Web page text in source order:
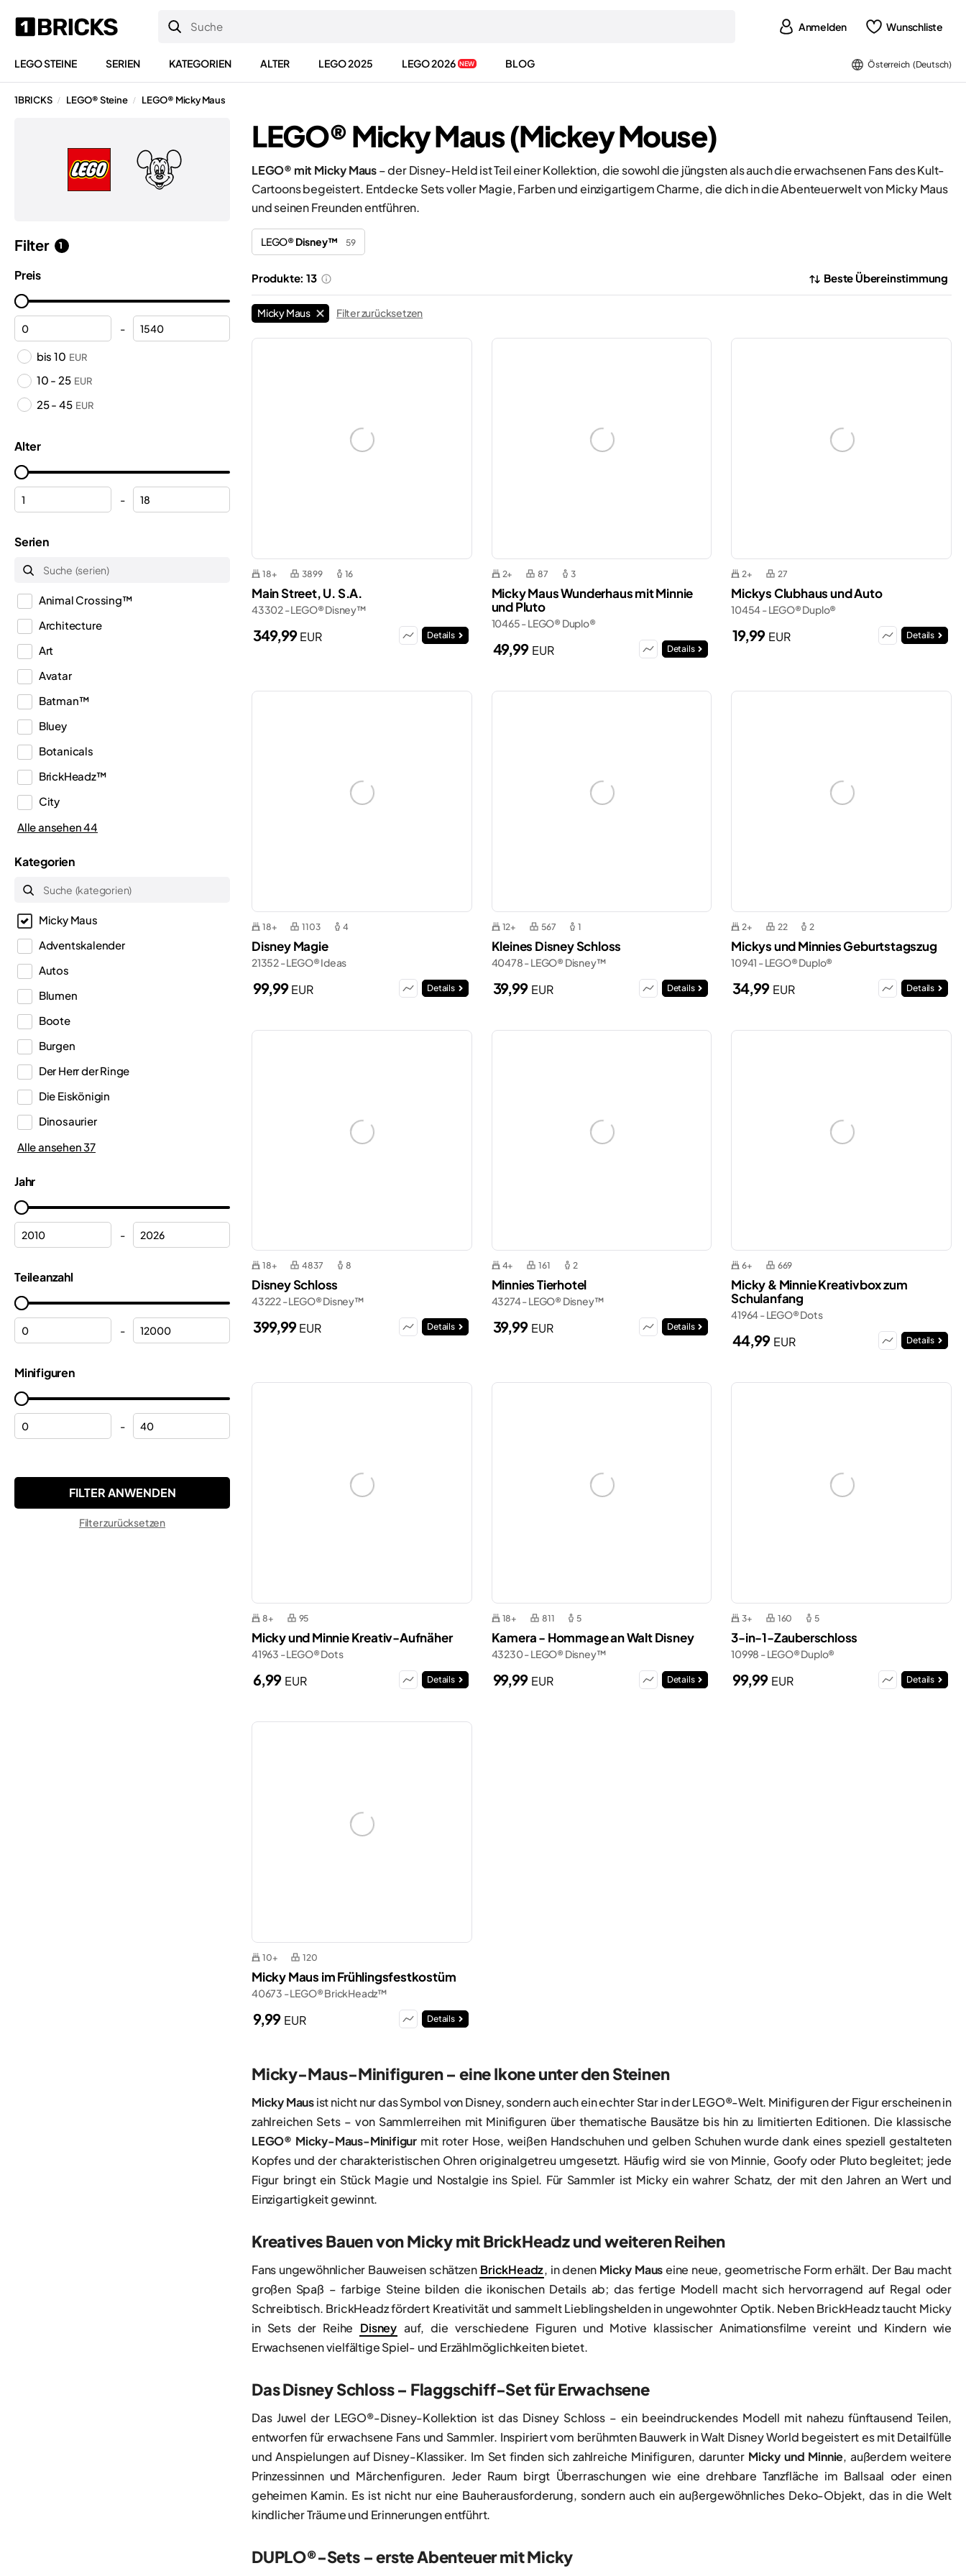
Anmelden Wunschliste
LEGO STEINE SERIEN KATEGORIEN ALTER LEGO 2025 LEGO 2026 NEW BLOG Österreich (Deutsch)
1BRICKS / LEGO® Steine / LEGO® Micky Maus
LEGO® Micky Maus (Mickey Mouse)
LEGO® mit Micky Maus– der Disney-Held ist Teil einer Kollektion, die sowohl die jüngsten als auch die erwachsenen Fans des Kult-
Cartoons begeistert. Entdecke Sets voller Magie, Farben und einzigartigem Charme, die dich in die Abenteuerwelt von Micky Maus
und seinen Freunden entführen.
LEGO®Disney™ 59
Produkte: 13 Beste Übereinstimmung
Micky Maus Filter zurücksetzen
18+ 3899 16
Main Street, U. S.A.
43302 - LEGO® Disney™
349,99EUR Details
2+ 87 3
Micky Maus Wunderhaus mit Minnie
und Pluto
10465 - LEGO® Duplo®
49,99 EUR Details
2+ 27
Mickys Clubhaus und Auto
10454 - LEGO® Duplo®
19,99 EUR Details
18+ 1103 4
Disney Magie
21352 - LEGO® Ideas
99,99EUR Details
12+ 567 1
Kleines Disney Schloss
40478 - LEGO® Disney™
39,99 EUR Details
2+ 22 2
Mickys und Minnies Geburtstagszug
10941 - LEGO® Duplo®
34,99 EUR Details
18+ 4837 8
Disney Schloss
43222 - LEGO® Disney™
399,99EUR Details
4+ 161 2
Minnies Tierhotel
43274 - LEGO® Disney™
39,99 EUR Details
6+ 669
Micky & Minnie Kreativbox zum
Schulanfang
41964 - LEGO® Dots
44,99 EUR Details
8+ 95
Micky und Minnie Kreativ-Aufnäher
41963 - LEGO® Dots
6,99 EUR Details
18+ 811 5
Kamera - Hommage an Walt Disney
43230 - LEGO® Disney™
99,99 EUR Details
3+ 160 5
3-in-1-Zauberschloss
10998 - LEGO® Duplo®
99,99 EUR Details
10+ 120
Micky Maus im Frühlingsfestkostüm
40673 - LEGO® BrickHeadz™
9,99 EUR Details
Micky-Maus-Minifiguren – eine Ikone unter den Steinen
Micky Mausist nicht nur das Symbol von Disney, sondern auch ein echter Star in der LEGO®-Welt. Minifiguren der Figur erscheinen in
zahlreichen Sets – von Sammlerreihen mit Minifiguren über thematische Bausätze bis hin zu limitierten Editionen. Die klassische
LEGO® Micky-Maus-Minifigur mit roter Hose, weißen Handschuhen und gelben Schuhen wurde dank eines speziell gestalteten
Kopfes und der charakteristischen Ohren originalgetreu umgesetzt. Häufig wird sie von Minnie, Goofy oder Pluto begleitet; jede
Figur bringt ein Stück Magie und Nostalgie ins Spiel. Für Sammler ist Micky ein wahrer Schatz, der mit den Jahren an Wert und
Einzigartigkeit gewinnt.
Kreatives Bauen von Micky mit BrickHeadz und weiteren Reihen
Fans ungewöhnlicher Bauweisen schätzen BrickHeadz, in denen Micky Mauseine neue, geometrische Form erhält. Der Bau macht
großen Spaß – farbige Steine bilden die ikonischen Details ab; das fertige Modell macht sich hervorragend auf Regal oder
Schreibtisch. BrickHeadz fördert Kreativität und sammelt Lieblingshelden in ungewohnter Optik. Neben BrickHeadz taucht Micky
in Sets der Reihe Disney auf, die verschiedene Figuren und Motive klassischer Animationsfilme vereint und Kindern wie
Erwachsenen vielfältige Spiel- und Erzählmöglichkeiten bietet.
Das Disney Schloss – Flaggschiff-Set für Erwachsene
Das Juwel der LEGO®-Disney-Kollektion ist das Disney Schloss – ein beeindruckendes Modell mit nahezu fünftausend Teilen,
entworfen für erwachsene Fans und Sammler. Inspiriert vom berühmten Bauwerk in Walt Disney World begeistert es mit Detailfülle
und Anspielungen auf Disney-Klassiker. Im Set finden sich zahlreiche Minifiguren, darunter Micky und Minnie, außerdem weitere
Prinzessinnen und Märchenfiguren. Jeder Raum birgt Überraschungen wie eine drehbare Tanzfläche im Ballsaal oder einen
geheimen Kamin. Es ist nicht nur eine Bauherausforderung, sondern auch ein außergewöhnliches Deko-Objekt, das in die Welt
kindlicher Träume und Erinnerungen entführt.
DUPLO®-Sets – erste Abenteuer mit Micky
Filter 1
Preis
-
bis 10 EUR
10 - 25 EUR
25 - 45 EUR
Alter
-
Serien
Animal Crossing™
Architecture
Art
Avatar
Batman™
Bluey
Botanicals
BrickHeadz™
City
Classic
Disney™
Dots
DREAMZzz™
Duplo®
Editions
Education
Fortnite®
Friends
Harry Potter™
Icons
Indiana Jones™
Inne
Gabby’s Puppenhaus
Marvel
Minions
Pokemon™
Sonic the Hedgehog™
Speed Champions
Alle ansehen 44
Kategorien
Micky Maus
Adventskalender
Autos
Blumen
Boote
Burgen
Der Herr der Ringe
Die Eiskönigin
Dinosaurier
Ferrari
Flugzeuge
Formel 1
Geländewagen
Halloween
Helme
Hubschrauber
Hulk
Lastwagen
Modulgebäude
Alle ansehen 37
Jahr
-
Teileanzahl
-
Minifiguren
-
Filter zurücksetzen